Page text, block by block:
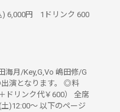
) 6,000円 1ドリンク 600
月/Key,G,Vo 嶋田修/G
演となります。 ◎料
ドリンク代￥600） 全席
)12:00～ 以下のページ